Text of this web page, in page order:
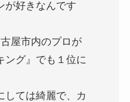
好きなんです
屋市内のプロが
ング』でも１位に
ては綺麗で、カ